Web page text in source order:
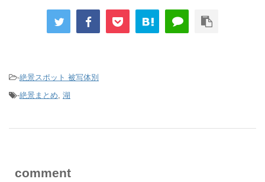
-絶景スポット 被写体別
-絶景まとめ, 湖
comment